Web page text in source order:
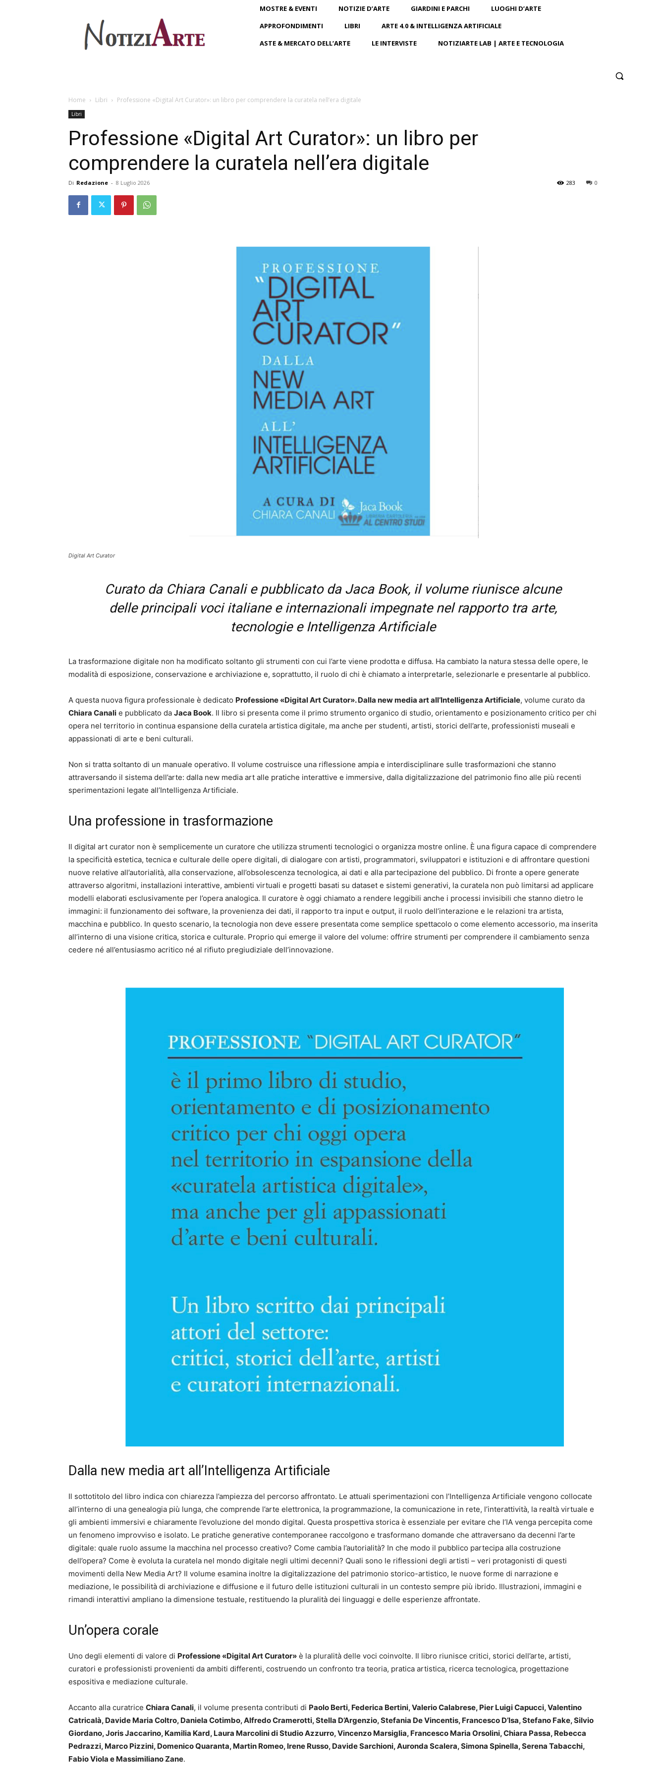
MOSTRE & EVENTI NOTIZIE D’ARTE GIARDINI E PARCHI
LUOGHI D’ARTE
APPROFONDIMENTI
LIBRI
ARTE 4.0 & INTELLIGENZA ARTIFICIALE
ASTE & MERCATO DELL’ARTE
LE INTERVISTE NOTIZIARTE LAB | ARTE E TECNOLOGIA
Home Libri Professione «Digital Art Curator»: un libro per comprendere la curatela nell’era digitale
Libri
Professione «Digital Art Curator»: un libro per
comprendere la curatela nell’era digitale
Di Redazione - 8 Luglio 2026 0
283
Digital Art Curator
Curato da Chiara Canali e pubblicato da Jaca Book, il volume riunisce alcune
delle principali voci italiane e internazionali impegnate nel rapporto tra arte,
tecnologie e Intelligenza Artificiale
La trasformazione digitale non ha modificato soltanto gli strumenti con cui l’arte viene prodotta e diffusa. Ha cambiato la natura stessa delle opere, le
modalità di esposizione, conservazione e archiviazione e, soprattutto, il ruolo di chi è chiamato a interpretarle, selezionarle e presentarle al pubblico.
A questa nuova figura professionale è dedicato Professione «Digital Art Curator». Dalla new media art all’Intelligenza Artificiale, volume curato da
Chiara Canali e pubblicato da Jaca Book. Il libro si presenta come il primo strumento organico di studio, orientamento e posizionamento critico per chi
opera nel territorio in continua espansione della curatela artistica digitale, ma anche per studenti, artisti, storici dell’arte, professionisti museali e
appassionati di arte e beni culturali.
Non si tratta soltanto di un manuale operativo. Il volume costruisce una riflessione ampia e interdisciplinare sulle trasformazioni che stanno
attraversando il sistema dell’arte: dalla new media art alle pratiche interattive e immersive, dalla digitalizzazione del patrimonio fino alle più recenti
sperimentazioni legate all’Intelligenza Artificiale.
Una professione in trasformazione
Il digital art curator non è semplicemente un curatore che utilizza strumenti tecnologici o organizza mostre online. È una figura capace di comprendere
la specificità estetica, tecnica e culturale delle opere digitali, di dialogare con artisti, programmatori, sviluppatori e istituzioni e di affrontare questioni
nuove relative all’autorialità, alla conservazione, all’obsolescenza tecnologica, ai dati e alla partecipazione del pubblico. Di fronte a opere generate
attraverso algoritmi, installazioni interattive, ambienti virtuali e progetti basati su dataset e sistemi generativi, la curatela non può limitarsi ad applicare
modelli elaborati esclusivamente per l’opera analogica. Il curatore è oggi chiamato a rendere leggibili anche i processi invisibili che stanno dietro le
immagini: il funzionamento dei software, la provenienza dei dati, il rapporto tra input e output, il ruolo dell’interazione e le relazioni tra artista,
macchina e pubblico. In questo scenario, la tecnologia non deve essere presentata come semplice spettacolo o come elemento accessorio, ma inserita
all’interno di una visione critica, storica e culturale. Proprio qui emerge il valore del volume: offrire strumenti per comprendere il cambiamento senza
cedere né all’entusiasmo acritico né al rifiuto pregiudiziale dell’innovazione.
Dalla new media art all’Intelligenza Artificiale
Il sottotitolo del libro indica con chiarezza l’ampiezza del percorso affrontato. Le attuali sperimentazioni con l’Intelligenza Artificiale vengono collocate
all’interno di una genealogia più lunga, che comprende l’arte elettronica, la programmazione, la comunicazione in rete, l’interattività, la realtà virtuale e
gli ambienti immersivi e chiaramente l’evoluzione del mondo digital. Questa prospettiva storica è essenziale per evitare che l’IA venga percepita come
un fenomeno improvviso e isolato. Le pratiche generative contemporanee raccolgono e trasformano domande che attraversano da decenni l’arte
digitale: quale ruolo assume la macchina nel processo creativo? Come cambia l’autorialità? In che modo il pubblico partecipa alla costruzione
dell’opera? Come è evoluta la curatela nel mondo digitale negli ultimi decenni? Quali sono le riflessioni degli artisti – veri protagonisti di questi
movimenti della New Media Art? Il volume esamina inoltre la digitalizzazione del patrimonio storico-artistico, le nuove forme di narrazione e
mediazione, le possibilità di archiviazione e diffusione e il futuro delle istituzioni culturali in un contesto sempre più ibrido. Illustrazioni, immagini e
rimandi interattivi ampliano la dimensione testuale, restituendo la pluralità dei linguaggi e delle esperienze affrontate.
Un’opera corale
Uno degli elementi di valore di Professione «Digital Art Curator» è la pluralità delle voci coinvolte. Il libro riunisce critici, storici dell’arte, artisti,
curatori e professionisti provenienti da ambiti differenti, costruendo un confronto tra teoria, pratica artistica, ricerca tecnologica, progettazione
espositiva e mediazione culturale.
Accanto alla curatrice Chiara Canali, il volume presenta contributi di Paolo Berti, Federica Bertini, Valerio Calabrese, Pier Luigi Capucci, Valentino
Catricalà, Davide Maria Coltro, Daniela Cotimbo, Alfredo Cramerotti, Stella D’Argenzio, Stefania De Vincentis, Francesco D’Isa, Stefano Fake, Silvio
Giordano, Joris Jaccarino, Kamilia Kard, Laura Marcolini di Studio Azzurro, Vincenzo Marsiglia, Francesco Maria Orsolini, Chiara Passa, Rebecca
Pedrazzi, Marco Pizzini, Domenico Quaranta, Martin Romeo, Irene Russo, Davide Sarchioni, Auronda Scalera, Simona Spinella, Serena Tabacchi,
Fabio Viola e Massimiliano Zane.